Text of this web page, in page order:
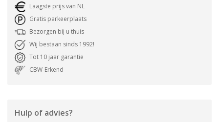
Laagste prijs van NL
Gratis parkeerplaats
Bezorgen bij u thuis
Wij bestaan sinds 1992!
Tot 10 jaar garantie
CBW-Erkend
Hulp of advies?